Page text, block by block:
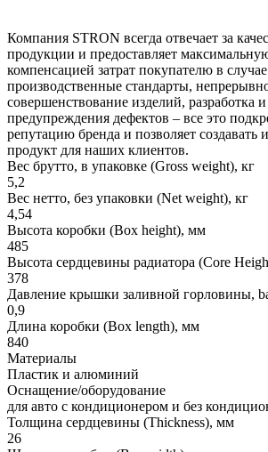
Компания STRON всегда отвечает за
продукции и предоставляет
компенсацией затрат покупателю в
производственные стандарты,
совершенствование изделий, разработка
предупреждения дефектов – все это
репутацию бренда и позволяет создавать
продукт для наших клиентов.
Вес брутто, в упаковке (Gross weight), кг
5,2
Вес нетто, без упаковки (Net weight), кг
4,54
Высота коробки (Box height), мм
485
Высота сердцевины радиатора (Core
378
Давление крышки заливной горловины,
0,9
Длина коробки (Box length), мм
840
Материалы
Пластик и алюминий
Оснащение/оборудование
для авто с кондиционером и без
Толщина сердцевины (Thickness), мм
26